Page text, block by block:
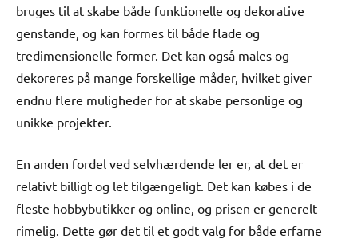
bruges til at skabe både funktionelle og dekorative
genstande, og kan formes til både flade og
tredimensionelle former. Det kan også males og
dekoreres på mange forskellige måder, hvilket giver
endnu flere muligheder for at skabe personlige og
unikke projekter.
En anden fordel ved selvhærdende ler er, at det er
relativt billigt og let tilgængeligt. Det kan købes i de
fleste hobbybutikker og online, og prisen er generelt
rimelig. Dette gør det til et godt valg for både erfarne